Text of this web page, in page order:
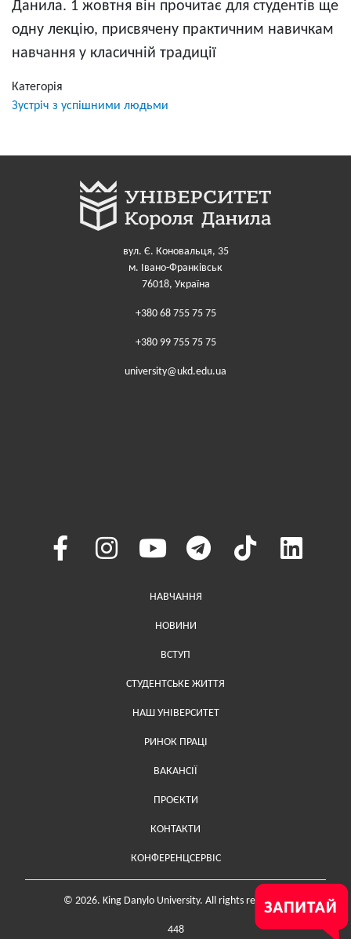
Данила. 1 жовтня він прочитає для студентів ще
одну лекцію, присвячену практичним навичкам
навчання у класичній традиції
Категорія
Зустріч з успішними людьми
вул. Є. Коновальця, 35
м. Івано-Франківськ
76018, Україна
+380 68 755 75 75
+380 99 755 75 75
university@ukd.edu.ua
Меню у хедері
НАВЧАННЯ
НОВИНИ
ВСТУП
СТУДЕНТСЬКЕ ЖИТТЯ
НАШ УНІВЕРСИТЕТ
РИНОК ПРАЦІ
ВАКАНСІЇ
ПРОЄКТИ
Меню у футері (додаткове)
КОНТАКТИ
КОНФЕРЕНЦСЕРВІС
© 2026. King Danylo University. All rights reserved.
448